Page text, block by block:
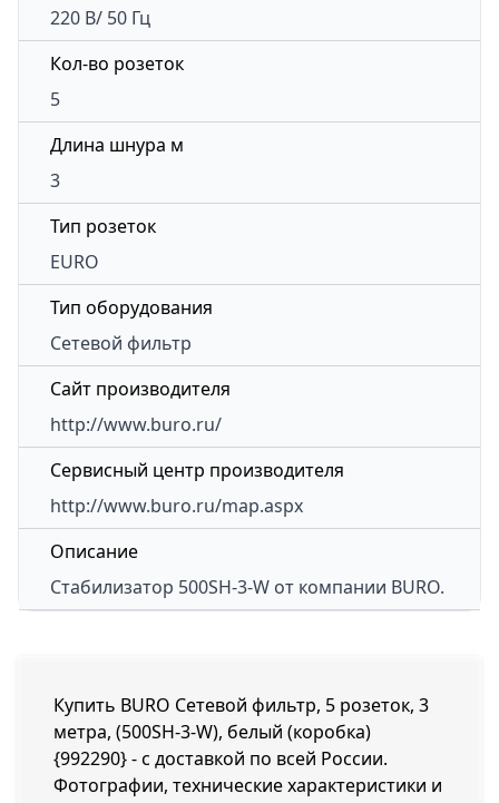
220 В/ 50 Гц
Кол-во розеток
5
Длина шнура м
3
Тип розеток
EURO
Тип оборудования
Сетевой фильтр
Сайт производителя
http://www.buro.ru/
Сервисный центр производителя
http://www.buro.ru/map.aspx
Описание
Стабилизатор 500SH-3-W от компании BURO.
Купить BURO Сетевой фильтр, 5 розеток, 3
метра, (500SH-3-W), белый (коробка)
{992290} - с доставкой по всей России.
Фотографии, технические характеристики и